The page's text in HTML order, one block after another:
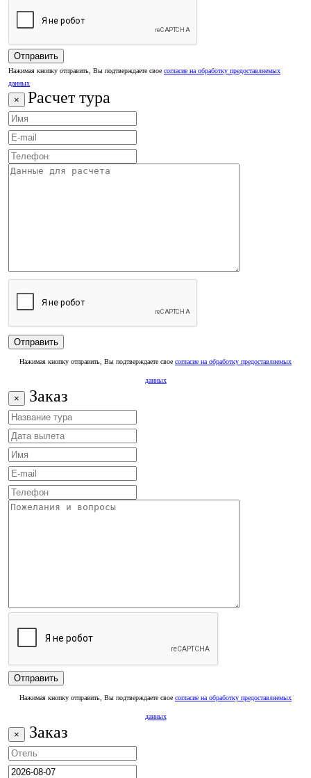
Нажимая кнопку отправить, Вы подтверждаете свое согласие на обработку предоставляемых
данных
× Расчет тура
Нажимая кнопку отправить, Вы подтверждаете свое согласие на обработку предоставляемых
данных
× Заказ
Нажимая кнопку отправить, Вы подтверждаете свое согласие на обработку предоставляемых
данных
× Заказ